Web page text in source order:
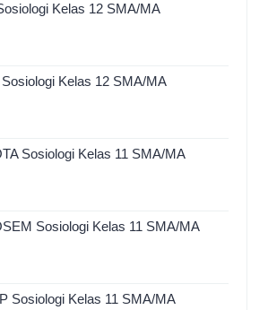
Kelas 12 SMA/MA
Kelas 12 SMA/MA
Sosiologi Kelas 11 SMA/MA
Sosiologi Kelas 11 SMA/MA
Sosiologi Kelas 11 SMA/MA